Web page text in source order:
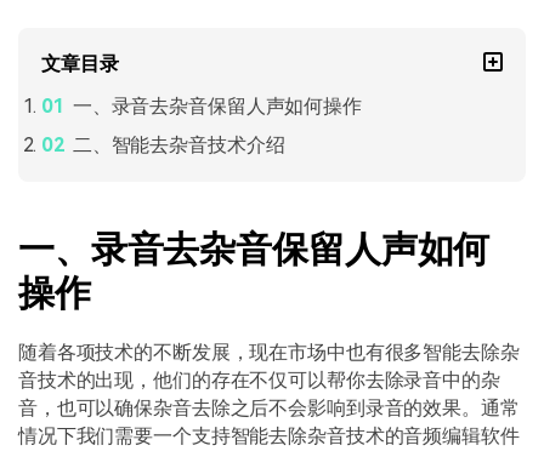
文章目录
一、录音去杂音保留人声如何操作
二、智能去杂音技术介绍
一、录音去杂音保留人声如何
操作
随着各项技术的不断发展，现在市场中也有很多智能去除杂
音技术的出现，他们的存在不仅可以帮你去除录音中的杂
音，也可以确保杂音去除之后不会影响到录音的效果。通常
情况下我们需要一个支持智能去除杂音技术的音频编辑软件